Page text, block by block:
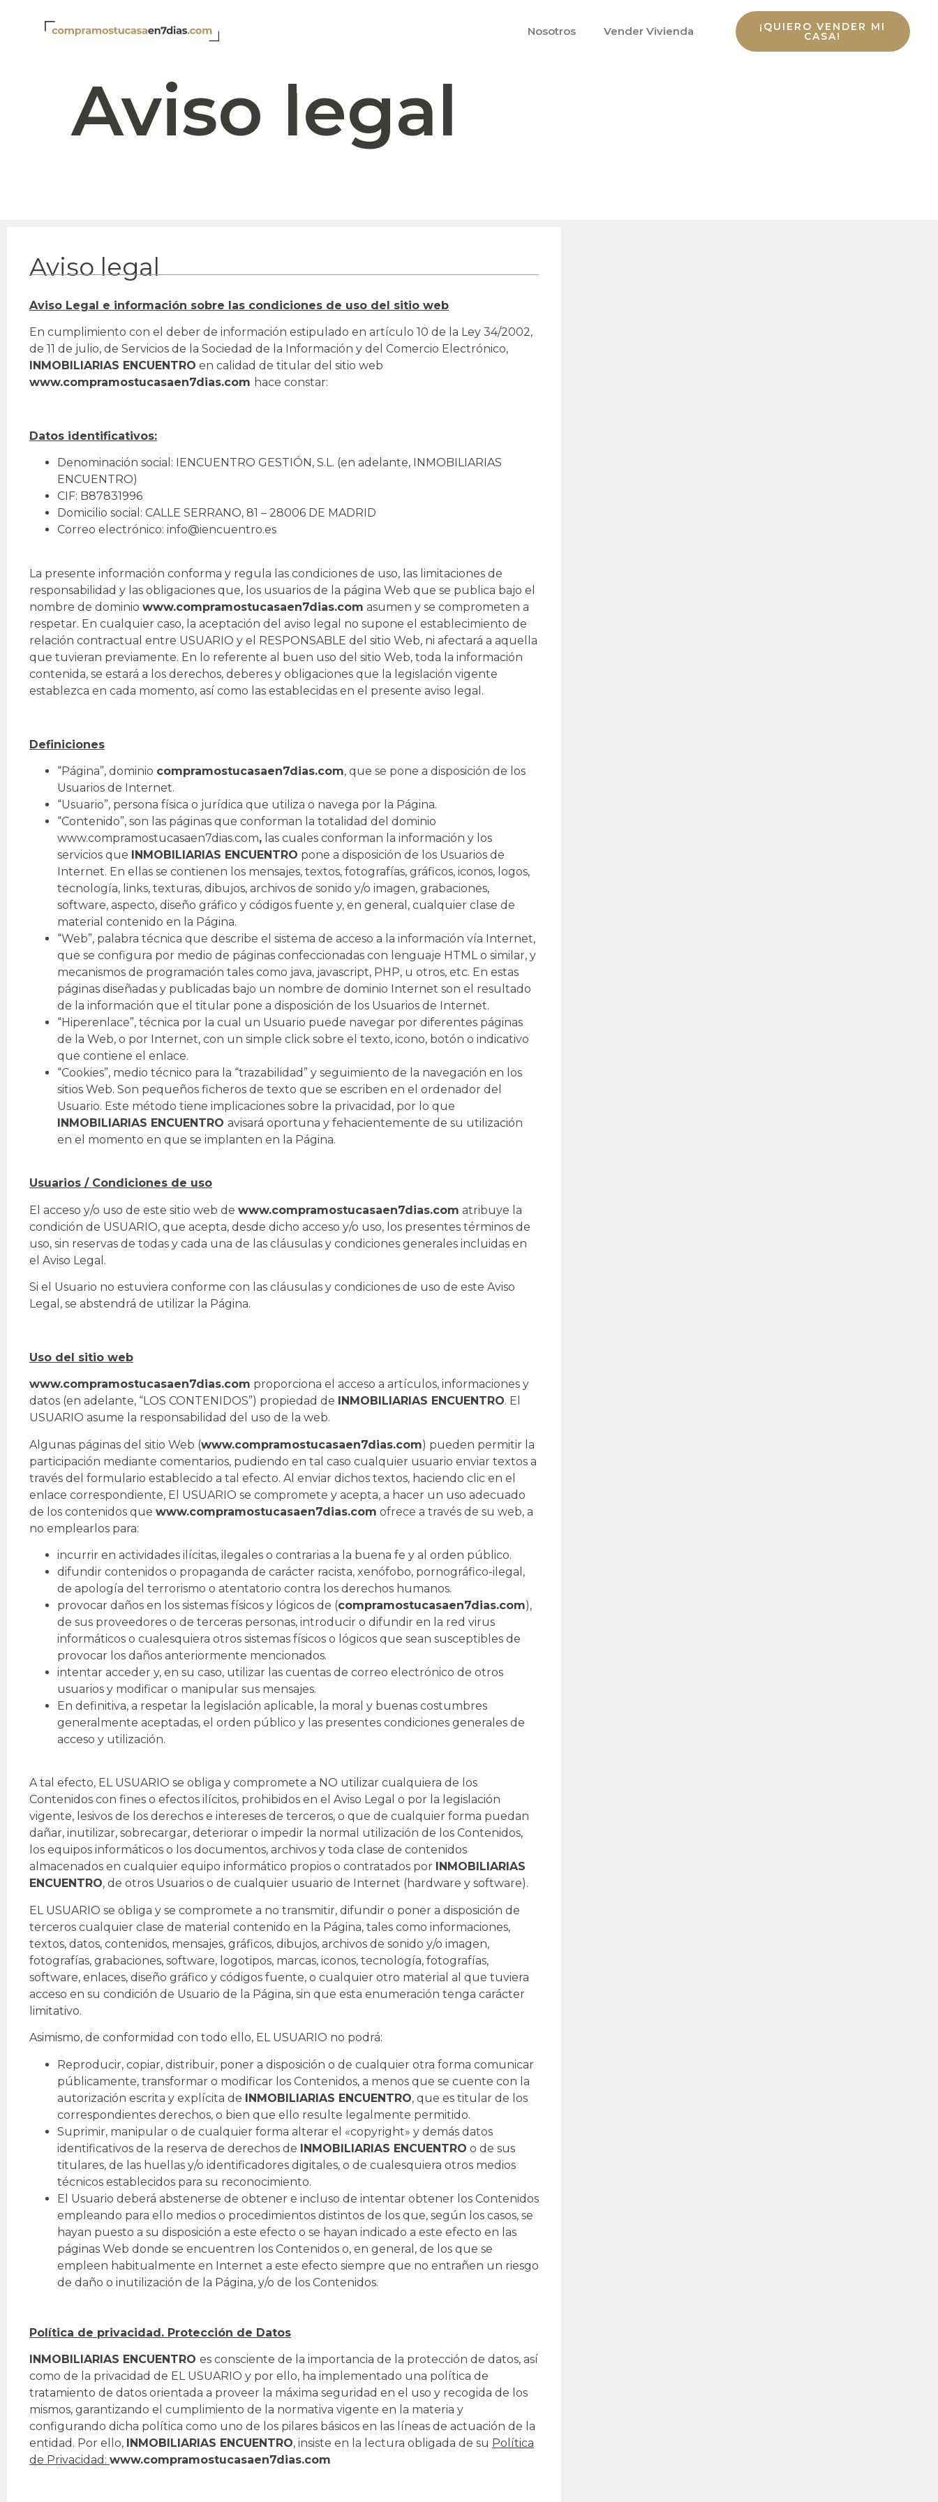
Nosotros Vender Vivienda ¡QUIERO VENDER MI
CASA!
Aviso legal
Aviso legal
Aviso legal
Aviso Legal e información sobre las condiciones de uso del sitio web
En cumplimiento con el deber de información estipulado en artículo 10 de la Ley 34/2002,
de 11 de julio, de Servicios de la Sociedad de la Información y del Comercio Electrónico,
INMOBILIARIAS ENCUENTRO en calidad de titular del sitio web
www.compramostucasaen7dias.com hace constar:
Datos identificativos:
Denominación social: IENCUENTRO GESTIÓN, S.L. (en adelante, INMOBILIARIAS
ENCUENTRO)
CIF: B87831996
Domicilio social: CALLE SERRANO, 81 – 28006 DE MADRID
Correo electrónico: info@iencuentro.es
La presente información conforma y regula las condiciones de uso, las limitaciones de
responsabilidad y las obligaciones que, los usuarios de la página Web que se publica bajo el
nombre de dominio www.compramostucasaen7dias.com asumen y se comprometen a
respetar. En cualquier caso, la aceptación del aviso legal no supone el establecimiento de
relación contractual entre USUARIO y el RESPONSABLE del sitio Web, ni afectará a aquella
que tuvieran previamente. En lo referente al buen uso del sitio Web, toda la información
contenida, se estará a los derechos, deberes y obligaciones que la legislación vigente
establezca en cada momento, así como las establecidas en el presente aviso legal.
Definiciones
“Página”, dominio compramostucasaen7dias.com, que se pone a disposición de los
Usuarios de Internet.
“Usuario”, persona física o jurídica que utiliza o navega por la Página.
“Contenido”, son las páginas que conforman la totalidad del dominio
www.compramostucasaen7dias.com, las cuales conforman la información y los
servicios que INMOBILIARIAS ENCUENTRO pone a disposición de los Usuarios de
Internet. En ellas se contienen los mensajes, textos, fotografías, gráficos, iconos, logos,
tecnología, links, texturas, dibujos, archivos de sonido y/o imagen, grabaciones,
software, aspecto, diseño gráfico y códigos fuente y, en general, cualquier clase de
material contenido en la Página.
“Web”, palabra técnica que describe el sistema de acceso a la información vía Internet,
que se configura por medio de páginas confeccionadas con lenguaje HTML o similar, y
mecanismos de programación tales como java, javascript, PHP, u otros, etc. En estas
páginas diseñadas y publicadas bajo un nombre de dominio Internet son el resultado
de la información que el titular pone a disposición de los Usuarios de Internet.
“Hiperenlace”, técnica por la cual un Usuario puede navegar por diferentes páginas
de la Web, o por Internet, con un simple click sobre el texto, icono, botón o indicativo
que contiene el enlace.
“Cookies”, medio técnico para la “trazabilidad” y seguimiento de la navegación en los
sitios Web. Son pequeños ficheros de texto que se escriben en el ordenador del
Usuario. Este método tiene implicaciones sobre la privacidad, por lo que
INMOBILIARIAS ENCUENTRO avisará oportuna y fehacientemente de su utilización
en el momento en que se implanten en la Página.
Usuarios / Condiciones de uso
El acceso y/o uso de este sitio web de www.compramostucasaen7dias.com atribuye la
condición de USUARIO, que acepta, desde dicho acceso y/o uso, los presentes términos de
uso, sin reservas de todas y cada una de las cláusulas y condiciones generales incluidas en
el Aviso Legal.
Si el Usuario no estuviera conforme con las cláusulas y condiciones de uso de este Aviso
Legal, se abstendrá de utilizar la Página.
Uso del sitio web
www.compramostucasaen7dias.com proporciona el acceso a artículos, informaciones y
datos (en adelante, “LOS CONTENIDOS”) propiedad de
INMOBILIARIAS ENCUENTRO. El
USUARIO asume la responsabilidad del uso de la web.
Algunas páginas del sitio Web (www.compramostucasaen7dias.com) pueden permitir la
participación mediante comentarios, pudiendo en tal caso cualquier usuario enviar textos a
través del formulario establecido a tal efecto. Al enviar dichos textos, haciendo clic en el
enlace correspondiente, El USUARIO se compromete y acepta, a hacer un uso adecuado
de los contenidos que www.compramostucasaen7dias.com ofrece a través de su web, a
no emplearlos para:
incurrir en actividades ilícitas, ilegales o contrarias a la buena fe y al orden público.
difundir contenidos o propaganda de carácter racista, xenófobo, pornográfico-ilegal,
de apología del terrorismo o atentatorio contra los derechos humanos.
provocar daños en los sistemas físicos y lógicos de (compramostucasaen7dias.com),
de sus proveedores o de terceras personas, introducir o difundir en la red virus
informáticos o cualesquiera otros sistemas físicos o lógicos que sean susceptibles de
provocar los daños anteriormente mencionados.
intentar acceder y, en su caso, utilizar las cuentas de correo electrónico de otros
usuarios y modificar o manipular sus mensajes.
En definitiva, a respetar la legislación aplicable, la moral y buenas costumbres
generalmente aceptadas, el orden público y las presentes condiciones generales de
acceso y utilización.
A tal efecto, EL USUARIO se obliga y compromete a NO utilizar cualquiera de los
Contenidos con fines o efectos ilícitos, prohibidos en el Aviso Legal o por la legislación
vigente, lesivos de los derechos e intereses de terceros, o que de cualquier forma puedan
dañar, inutilizar, sobrecargar, deteriorar o impedir la normal utilización de los Contenidos,
los equipos informáticos o los documentos, archivos y toda clase de contenidos
almacenados en cualquier equipo informático propios o contratados por
INMOBILIARIAS
ENCUENTRO, de otros Usuarios o de cualquier usuario de Internet (hardware y software).
EL USUARIO se obliga y se compromete a no transmitir, difundir o poner a disposición de
terceros cualquier clase de material contenido en la Página, tales como informaciones,
textos, datos, contenidos, mensajes, gráficos, dibujos, archivos de sonido y/o imagen,
fotografías, grabaciones, software, logotipos, marcas, iconos, tecnología, fotografías,
software, enlaces, diseño gráfico y códigos fuente, o cualquier otro material al que tuviera
acceso en su condición de Usuario de la Página, sin que esta enumeración tenga carácter
limitativo.
Asimismo, de conformidad con todo ello, EL USUARIO no podrá:
Reproducir, copiar, distribuir, poner a disposición o de cualquier otra forma comunicar
públicamente, transformar o modificar los Contenidos, a menos que se cuente con la
autorización escrita y explícita de INMOBILIARIAS ENCUENTRO, que es titular de los
correspondientes derechos, o bien que ello resulte legalmente permitido.
Suprimir, manipular o de cualquier forma alterar el «copyright» y demás datos
identificativos de la reserva de derechos de INMOBILIARIAS ENCUENTRO o de sus
titulares, de las huellas y/o identificadores digitales, o de cualesquiera otros medios
técnicos establecidos para su reconocimiento.
El Usuario deberá abstenerse de obtener e incluso de intentar obtener los Contenidos
empleando para ello medios o procedimientos distintos de los que, según los casos, se
hayan puesto a su disposición a este efecto o se hayan indicado a este efecto en las
páginas Web donde se encuentren los Contenidos o, en general, de los que se
empleen habitualmente en Internet a este efecto siempre que no entrañen un riesgo
de daño o inutilización de la Página, y/o de los Contenidos.
Política de privacidad. Protección de Datos
INMOBILIARIAS ENCUENTRO es consciente de la importancia de la protección de datos, así
como de la privacidad de EL USUARIO y por ello, ha implementado una política de
tratamiento de datos orientada a proveer la máxima seguridad en el uso y recogida de los
mismos, garantizando el cumplimiento de la normativa vigente en la materia y
configurando dicha política como uno de los pilares básicos en las líneas de actuación de la
entidad. Por ello, INMOBILIARIAS ENCUENTRO, insiste en la lectura obligada de su Política
de Privacidad: www.compramostucasaen7dias.com